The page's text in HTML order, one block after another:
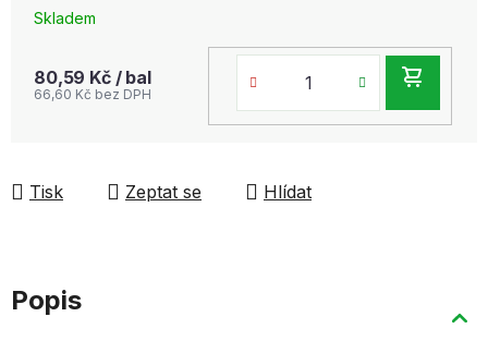
Skladem
80,59 Kč / bal
66,60 Kč bez DPH
Tisk Zeptat se Hlídat
Popis